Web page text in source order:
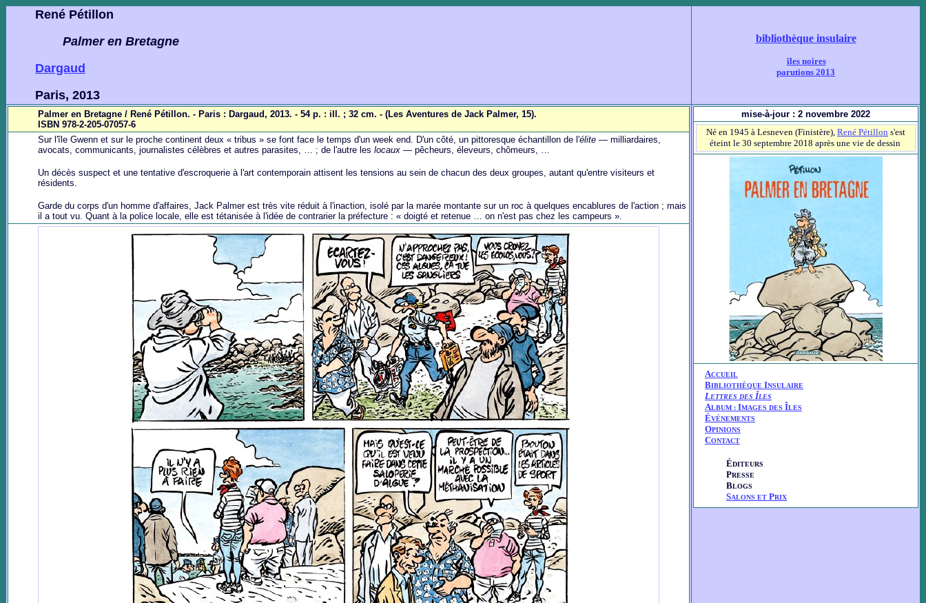
René Pétillon
Palmer en Bretagne
Dargaud
Paris, 2013
bibliothèque insulaire
îles noires
parutions 2013
Palmer en Bretagne / René Pétillon. - Paris : Dargaud, 2013. - 54 p. : ill. ; 32 cm. - (Les Aventures de Jack Palmer, 15).
ISBN 978-2-205-07057-6
Sur l'île Gwenn et sur le proche continent deux « tribus » se font face le temps d'un week end. D'un côté, un pittoresque échantillon de l'élite — milliardaires,
avocats, communicants, journalistes célèbres et autres parasites, … ; de l'autre les locaux — pêcheurs, éleveurs, chômeurs, …
Un décès suspect et une tentative d'escroquerie à l'art contemporain attisent les tensions au sein de chacun des deux groupes, autant qu'entre visiteurs et
résidents.
Garde du corps d'un homme d'affaires, Jack Palmer est très vite réduit à l'inaction, isolé par la marée montante sur un roc à quelques encablures de l'action ; mais
il a tout vu. Quant à la police locale, elle est tétanisée à l'idée de contrarier la préfecture : « doigté et retenue … on n'est pas chez les campeurs ».
mise-à-jour : 2 novembre 2022
Né en 1945 à Lesneven (Finistère), René Pétillon s'est
éteint le 30 septembre 2018 après une vie de dessin
ACCUEIL
BIBLIOTHÈQUE INSULAIRE
LETTRES DES ÎLES
ALBUM : IMAGES DES ÎLES
ÉVÉNEMENTS
OPINIONS
CONTACT
ÉDITEURS
PRESSE
BLOGS
SALONS ET PRIX